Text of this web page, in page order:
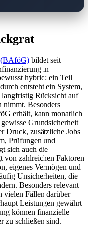
(BAföG) bildet seit
in
hybrid: ein Teil
entsteht ein System,
langfristig Rücksicht auf
nimmt. Besonders
erhält, kann monatlich
Grundsicherheit
Druck, zusätzliche Jobs
Prüfungen und
sich auch die
von zahlreichen Faktoren
eigenes Vermögen und
Unsicherheiten, die
Besonders relevant
vielen Fällen darüber
Leistungen gewährt
können finanzielle
zu schließen sind.